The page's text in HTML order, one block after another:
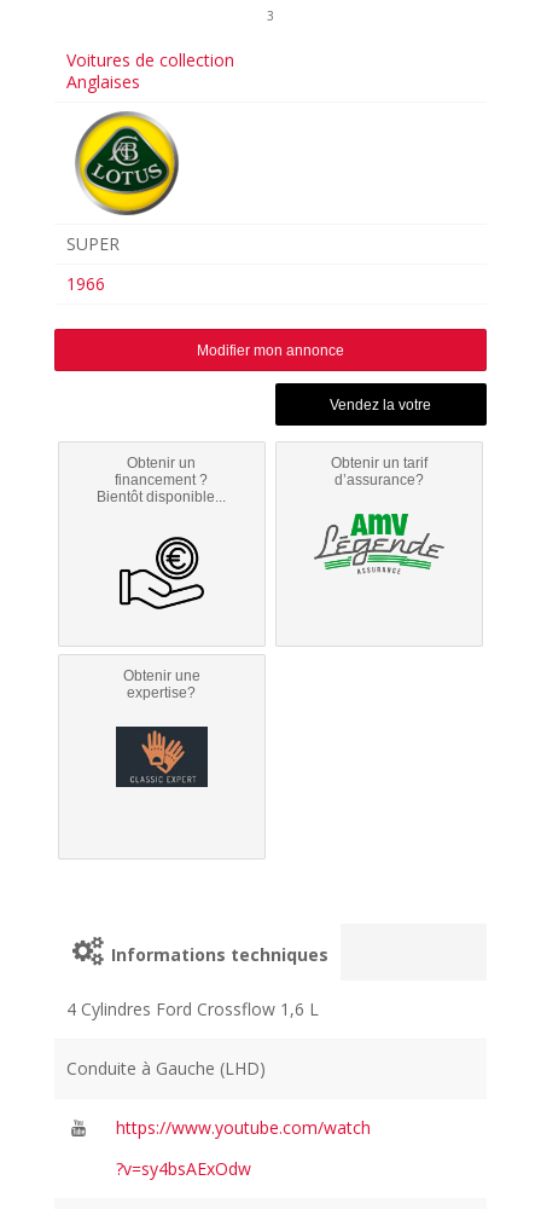
3
Voitures de collection
Anglaises
SUPER
1966
Modifier mon annonce
Obtenir un
financement ?
Bientôt disponible...
Obtenir un tarif
d’assurance?
Obtenir une
expertise?
Informations techniques
4 Cylindres Ford Crossflow 1,6 L
Conduite à Gauche (LHD)
https://www.youtube.com/watch
?v=sy4bsAExOdw